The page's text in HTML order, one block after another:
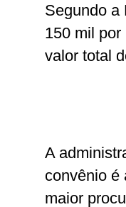
Segundo a
150 mil
valor total
A
convênio é
maior